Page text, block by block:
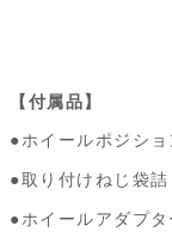
【付属品】
●ホイールポジシ
●取り付けねじ袋
●ホイールアダプ